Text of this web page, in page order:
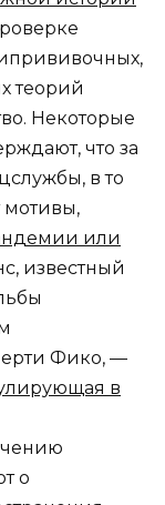
теорий
Некоторые
что за
в то
мотивы,
или
известный
Фико, —
в
о